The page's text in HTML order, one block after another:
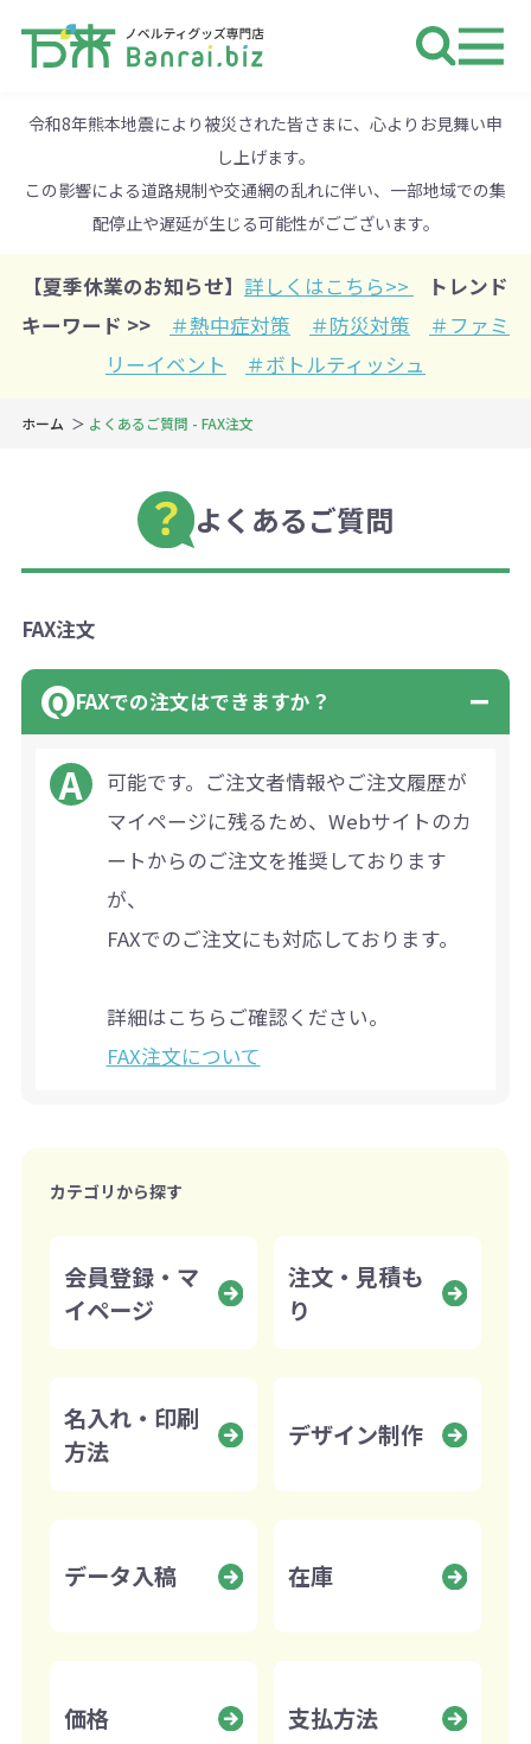
令和8年熊本地震により被災された皆さまに、心よりお見舞い申
し上げます。
この影響による道路規制や交通網の乱れに伴い、一部地域での集
配停止や遅延が生じる可能性がごございます。
【夏季休業のお知らせ】 詳しくはこちら>>
トレンド
キーワード >>
＃熱中症対策 ＃防災対策
＃ファミ
リーイベント
＃ボトルティッシュ
ホーム よくあるご質問 - FAX注文
よくあるご質問
FAX注文
FAXでの注文はできますか？
可能です。ご注文者情報やご注文履歴が
マイページに残るため、Webサイトのカ
ートからのご注文を推奨しております
が、
FAXでのご注文にも対応しております。
詳細はこちらご確認ください。
FAX注文について
カテゴリから探す
会員登録・マ
イページ
注文・見積も
り
名入れ・印刷
方法
デザイン制作
データ入稿 在庫
価格 支払方法